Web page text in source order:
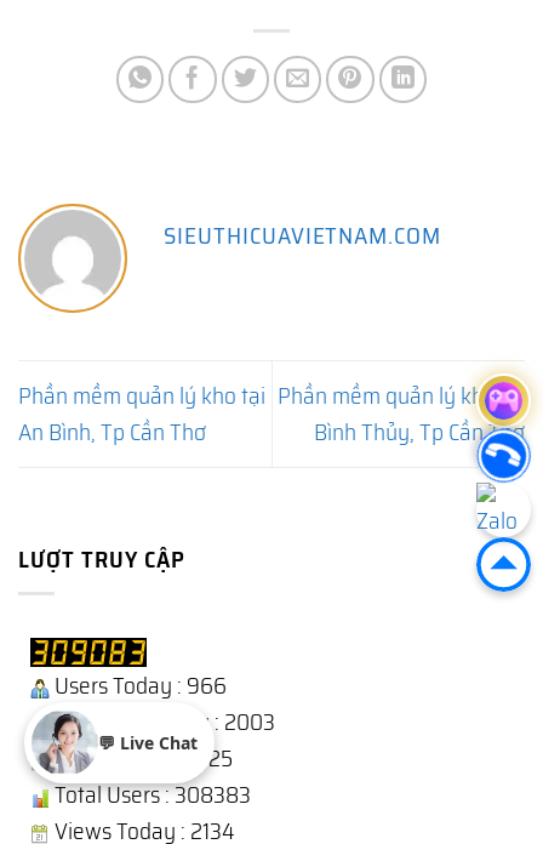
SIEUTHICUAVIETNAM.COM
Phần mềm quản lý kho tại
An Bình, Tp Cần Thơ
Phần mềm quản lý kho tại
Bình Thủy, Tp Cần Thơ
LƯỢT TRUY CẬP
Users Today : 966
Users Yesterday : 2003
This Month : 10625
Total Users : 308383
Views Today : 2134
💬 Live Chat